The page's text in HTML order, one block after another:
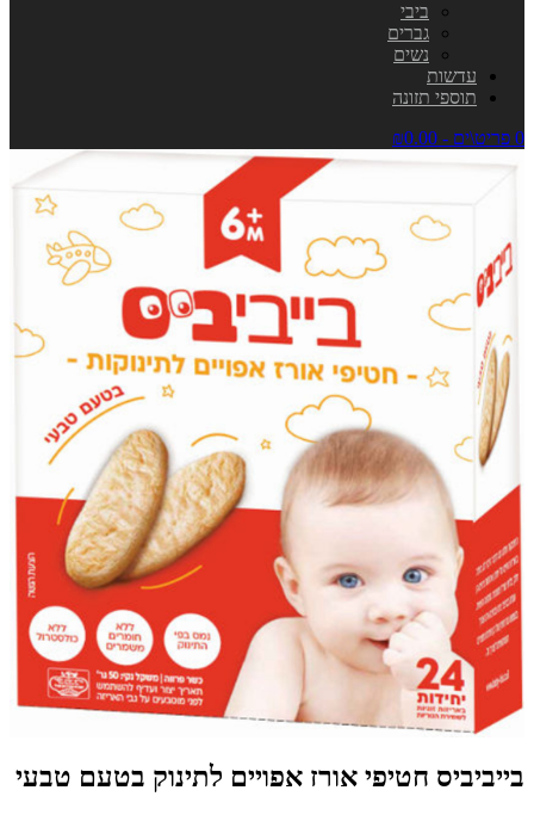
ביבי
גברים
נשים
עדשות
תוספי תזונה
0 פריט\ים - ₪0.00
בייביביס חטיפי אורז אפויים לתינוק בטעם טבעי